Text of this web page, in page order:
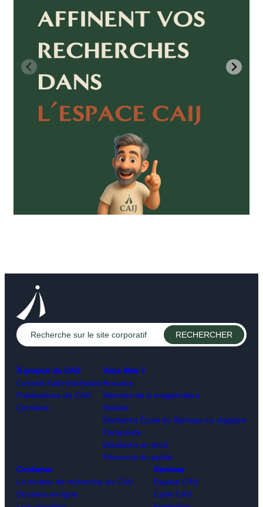
À propos du CAIJ
Conseil d’administration
Publications du CAIJ
Carrières
Vous êtes ?
Avocat.e
Membre de la magistrature
Notaire
Étudiant.e École du Barreau ou stagiaire
Parajuriste
Étudiant.e en droit
Personne du public
Contenus
Le moteur de recherche du CAIJ
Doctrine en ligne
Services
Espace CAIJ
Carte CAIJ